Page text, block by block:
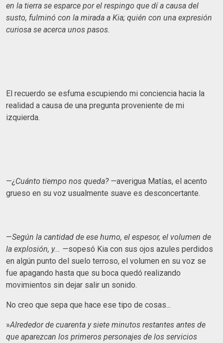
en la tierra se esparce por el respingo que dí a causa del
susto, fulminó con la mirada a Kia; quién con una expresión
curiosa se acerca unos pasos.
El recuerdo se esfuma escupiendo mi conciencia hacia la
realidad a causa de una pregunta proveniente de mi
izquierda.
—¿Cuánto tiempo nos queda? —averigua Matías, el acento
grueso en su voz usualmente suave es desconcertante.
—Según la cantidad de ese humo, el espesor, el volumen de
la explosión, y... —sopesó Kia con sus ojos azules perdidos
en algún punto del suelo terroso, el volumen en su voz se
fue apagando hasta que su boca quedó realizando
movimientos sin dejar salir un sonido.
No creo que sepa que hace ese tipo de cosas...
»Alrededor de cuarenta y siete minutos restantes antes de
que aparezcan los primeros personajes de los servicios